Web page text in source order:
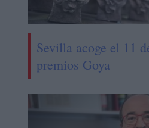
Sevilla acoge el 11
premios Goya